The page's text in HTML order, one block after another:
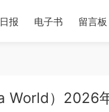
报 电子书 留言板
World）2026